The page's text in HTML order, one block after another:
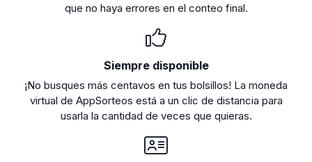
que no haya errores en el conteo final.
Siempre disponible
¡No busques más centavos en tus bolsillos! La moneda
virtual de AppSorteos está a un clic de distancia para
usarla la cantidad de veces que quieras.